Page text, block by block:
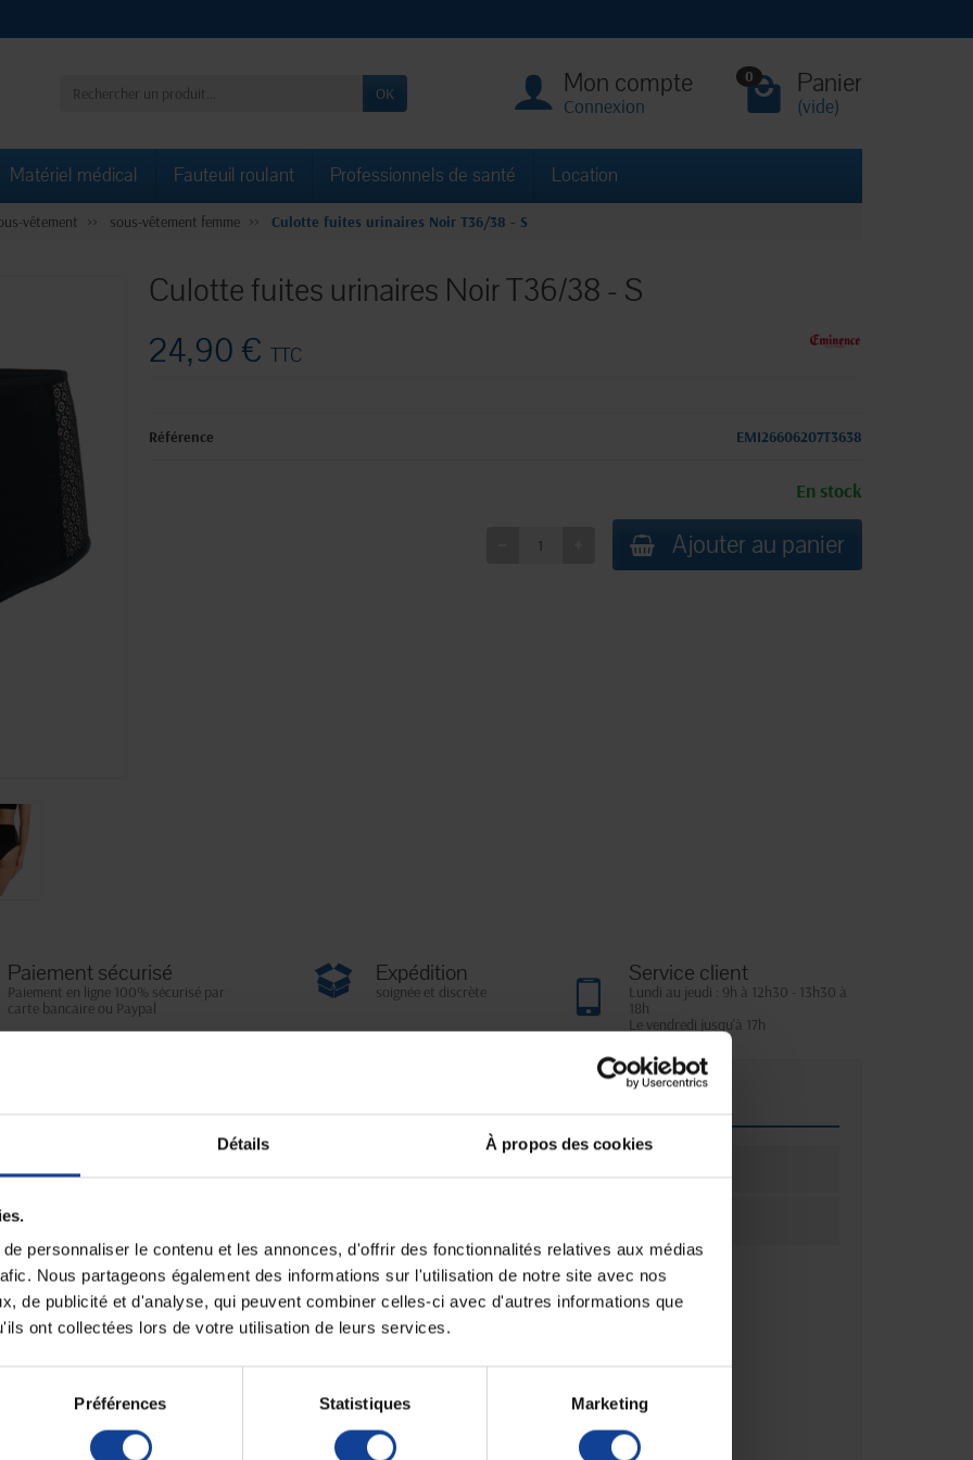
Détails À propos des cookies
personnaliser le contenu et les annonces, d'offrir des fonctionnalités relatives aux médias
Nous partageons également des informations sur l'utilisation de notre site avec nos
de publicité et d'analyse, qui peuvent combiner celles-ci avec d'autres informations que
ont collectées lors de votre utilisation de leurs services.
Préférences Statistiques Marketing
OK Mon compte
Connexion
0 Panier
(vide)
Matériel médical Fauteuil roulant Professionnels de santé Location
vêtement sous-vêtement femme Culotte fuites urinaires Noir T36/38 - S
Culotte fuites urinaires Noir T36/38 - S
24,90 €TTC
Référence EMI26606207T3638
En stock
Ajouter au panier
Paiement sécurisé
Paiement en ligne 100% sécurisé par
carte bancaire ou Paypal
Expédition
soignée et discrète
Service client
Lundi au jeudi : 9h à 12h30 - 13h30 à
18h
Le vendredi jusqu'à 17h
ponctuelles en Coton Bio
d'ATHENA est une solution lavable et réutilisable,
l'agriculture biologique, cette culotte respecte votre
un confort optimal tout au long de la journée.. Son
idéale pour un usage quotidien, de jour comme de
fuite, elle vous protège efficacement contre les petits
et ponctuelles
fuite pour une protection maximale
nombre